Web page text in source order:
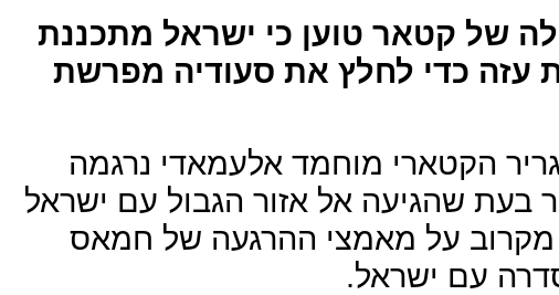
של קטאר טוען כי ישראל מתכננת
כדי לחלץ את סעודיה מפרשת
הקטארי מוחמד אלעמאדי נרגמה
בעת שהגיעה אל אזור הגבול עם ישראל
מקרוב על מאמצי ההרגעה של חמאס
עם ישראל.